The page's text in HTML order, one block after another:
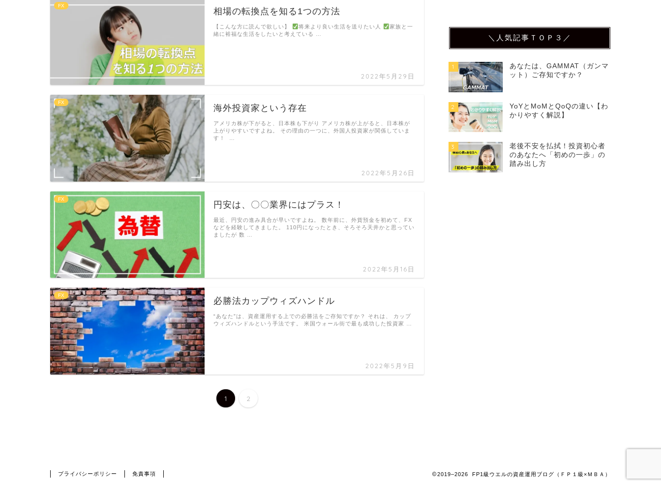
FX
相場の転換点を知る1つの方法
2022年5月29日
【こんな方に読んで欲しい】 将来より良い生活を送りたい人
家族と一
緒に裕福な生活をしたいと考えている …
FX
海外投資家という存在
2022年5月26日
アメリカ株が下がると、日本株も下がり アメリカ株が上がると、日本株が
上がりやすいですよね。 その理由の一つに、外国人投資家が関係していま
す！ …
FX
円安は、〇〇業界にはプラス！
2022年5月16日
最近、円安の進み具合が早いですよね。 数年前に、外貨預金を初めて、FX
などを経験してきました。 110円になったとき、そろそろ天井かと思ってい
ましたが 数 …
FX
必勝法カップウィズハンドル
2022年5月9日
“あなた”は、資産運用する上での必勝法をご存知ですか？ それは、 カップ
ウィズハンドルという手法です。 米国ウォール街で最も成功した投資家 …
1 2
＼人気記事ＴＯＰ３／
1
あなたは、GAMMAT（ガンマ
ット）ご存知ですか？
2
YoYとMoMとQoQの違い【わ
かりやすく解説】
3
老後不安を払拭！投資初心者
のあなたへ「初めの一歩」の
踏み出し方
プライバシーポリシー 免責事項 2019–2026 FP1級ウエルの資産運用ブログ（ＦＰ１級×ＭＢＡ）